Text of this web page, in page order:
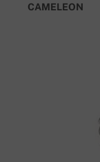
CAMELEON